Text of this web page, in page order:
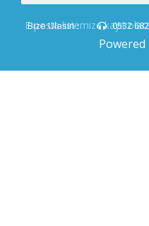
E-posta listemize kayıt
Bize Ulasin : 0532